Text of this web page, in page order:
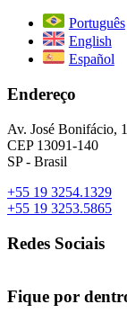
Português
English
Español
Endereço
Av. José Bonifácio,
CEP 13091-140
SP - Brasil
+55 19 3254.1329
+55 19 3253.5865
Redes Sociais
Fique por